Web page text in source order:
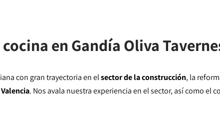
en Gandía Oliva
con gran trayectoria en elsector de la construcción, la
. Nos avala nuestra experiencia en el sector, así como el